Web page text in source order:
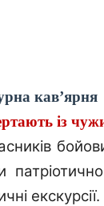
кав’ярня
із
екскурсії.